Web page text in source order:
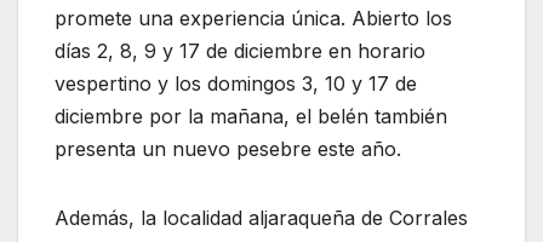
promete una experiencia única. Abierto los
días 2, 8, 9 y 17 de diciembre en horario
vespertino y los domingos 3, 10 y 17 de
diciembre por la mañana, el belén también
presenta un nuevo pesebre este año.
Además, la localidad aljaraqueña de Corrales